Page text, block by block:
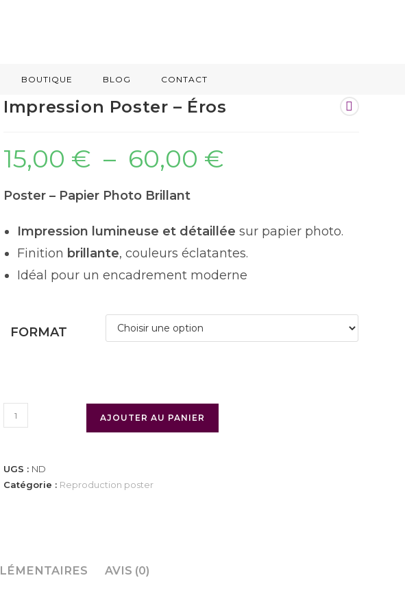
BOUTIQUE BLOG CONTACT
Impression Poster – Éros
15,00 € – 60,00 €
Poster – Papier Photo Brillant
Impression lumineuse et détaillée sur papier photo.
Finition brillante, couleurs éclatantes.
Idéal pour un encadrement moderne
FORMAT
AJOUTER AU PANIER
UGS : ND
Catégorie : Reproduction poster
AVIS (0)